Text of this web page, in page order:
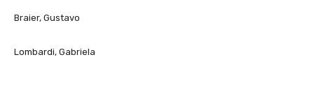
Braier, Gustavo
Lombardi, Gabriela